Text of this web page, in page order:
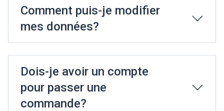
Comment puis-je modifier
mes données?
Dois-je avoir un compte
pour passer une
commande?